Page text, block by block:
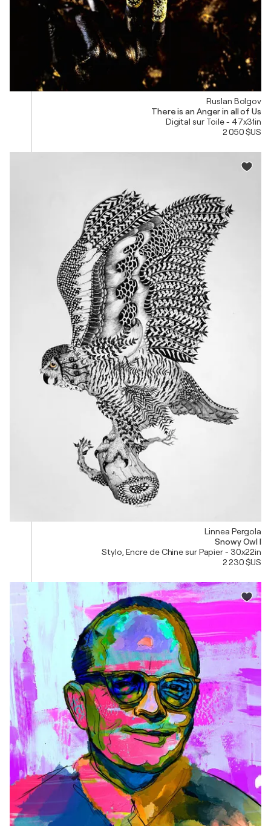
Ruslan Bolgov
There is an Anger in all of Us
Digital sur Toile - 47x31in
2 050 $US
Linnea Pergola
Snowy Owl I
Stylo, Encre de Chine sur Papier - 30x22in
2 230 $US